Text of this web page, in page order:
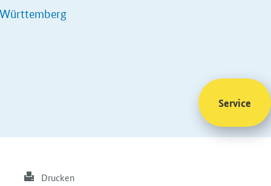
Drucken
Service